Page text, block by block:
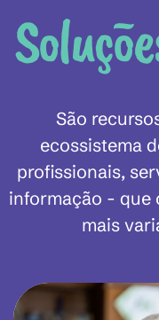
São
ecossistema
profissionais,
informação - que
mais